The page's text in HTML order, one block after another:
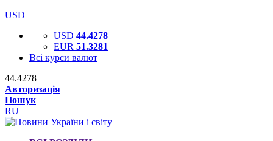
USD
USD 44.4278
EUR 51.3281
Всі курси валют
44.4278
Авторизація
Пошук
RU